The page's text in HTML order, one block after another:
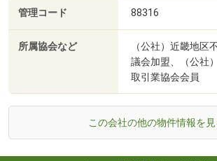
管理コード 88316
所属協会など
（公社）近畿地区
議会加盟、（公社
取引業協会会員
この会社の他の物件情報を見